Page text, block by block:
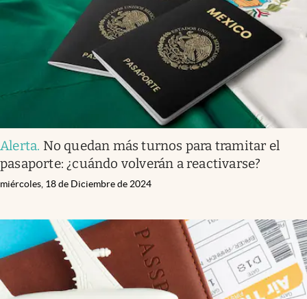
abre en nueva pestaña
Alerta. No quedan más turnos para tramitar el
pasaporte: ¿cuándo volverán a reactivarse?
miércoles, 18 de Diciembre de 2024